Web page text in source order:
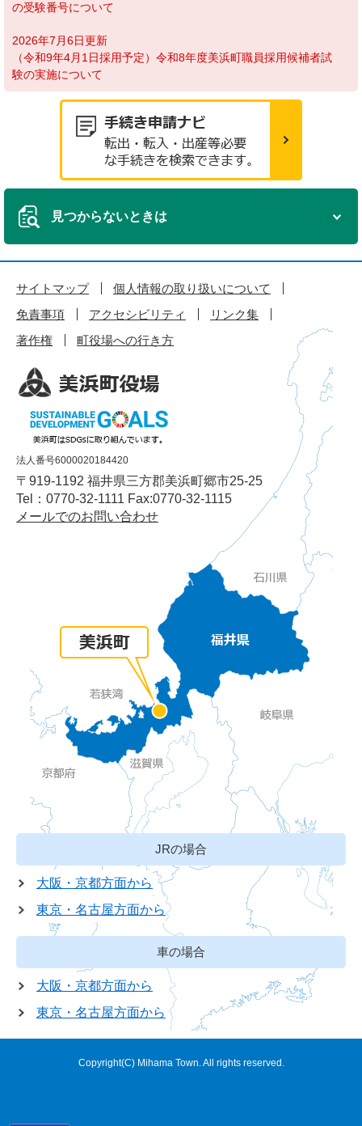
の受験番号について
2026年7月6日更新
（令和9年4月1日採用予定）令和8年度美浜町職員採用候補者試
験の実施について
見つからないときは
サイトマップ
個人情報の取り扱いについて
免責事項
アクセシビリティ
リンク集
著作権
町役場への行き方
法人番号6000020184420
〒919-1192 福井県三方郡美浜町郷市25-25
Tel：0770-32-1111 Fax:0770-32-1115
メールでのお問い合わせ
JRの場合
大阪・京都方面から
東京・名古屋方面から
車の場合
大阪・京都方面から
東京・名古屋方面から
Copyright(C) Mihama Town. All rights reserved.